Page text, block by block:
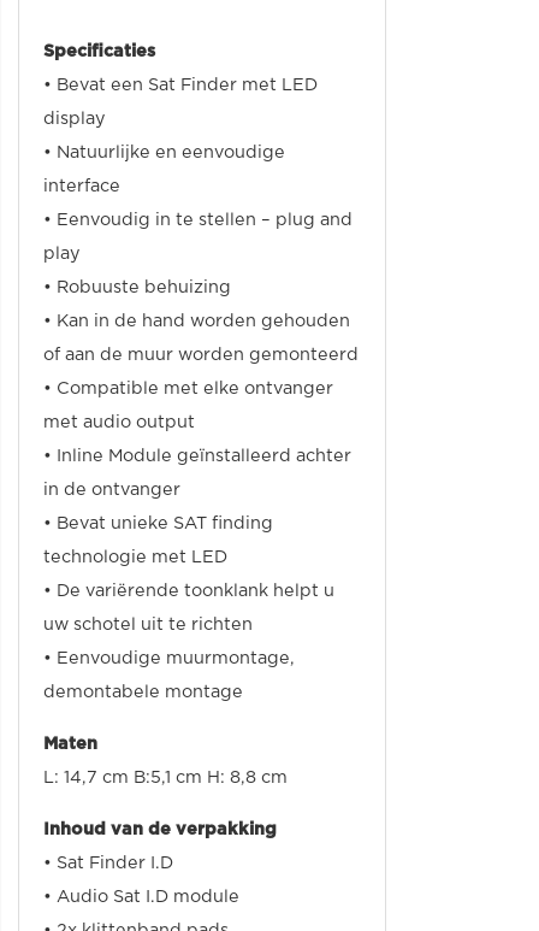
Specificaties
• Bevat een Sat Finder met LED
display
• Natuurlijke en eenvoudige
interface
• Eenvoudig in te stellen – plug and
play
• Robuuste behuizing
• Kan in de hand worden gehouden
of aan de muur worden gemonteerd
• Compatible met elke ontvanger
met audio output
• Inline Module geïnstalleerd achter
in de ontvanger
• Bevat unieke SAT finding
technologie met LED
• De variërende toonklank helpt u
uw schotel uit te richten
• Eenvoudige muurmontage,
demontabele montage
Maten
L: 14,7 cm B:5,1 cm H: 8,8 cm
Inhoud van de verpakking
• Sat Finder I.D
• Audio Sat I.D module